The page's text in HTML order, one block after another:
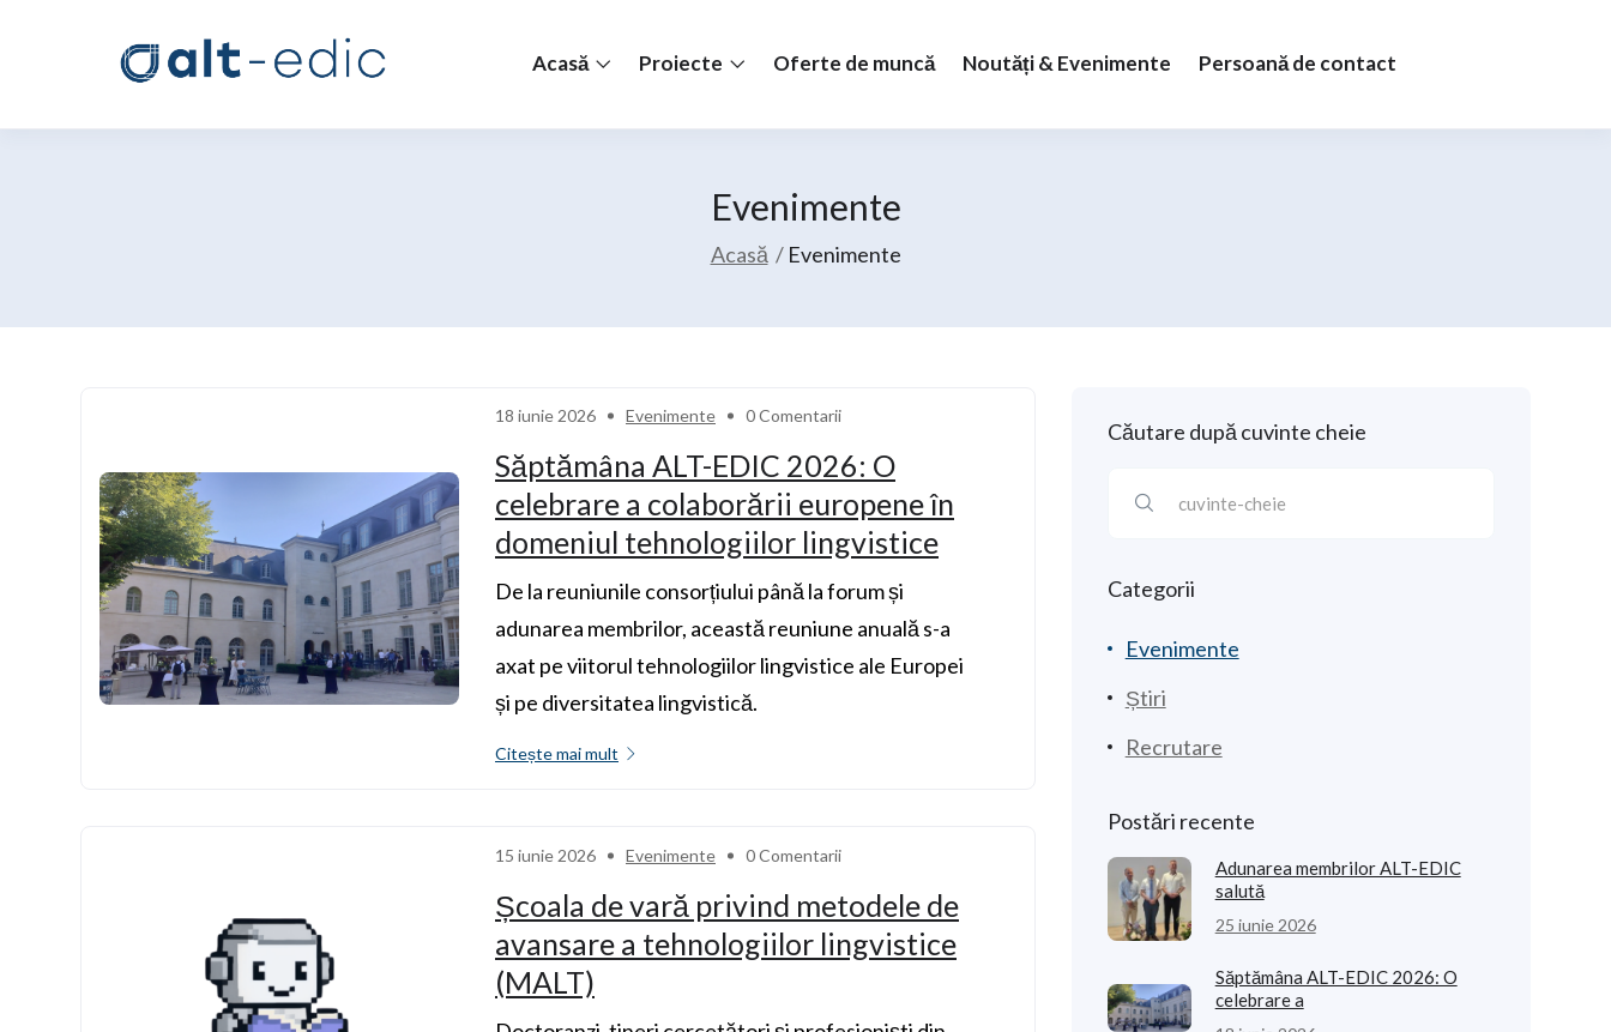
Acasă Proiecte Oferte de muncă Noutăți & Evenimente Persoană de contact
Evenimente
Acasă Evenimente
18 iunie 2026 Evenimente 0 Comentarii
Săptămâna ALT-EDIC 2026: O
celebrare a colaborării europene în
domeniul tehnologiilor lingvistice
De la reuniunile consorțiului până la forum și
adunarea membrilor, această reuniune anuală s-a
axat pe viitorul tehnologiilor lingvistice ale Europei
și pe diversitatea lingvistică.
Citește mai mult
15 iunie 2026 Evenimente 0 Comentarii
Școala de vară privind metodele de
avansare a tehnologiilor lingvistice
(MALT)
Căutare după cuvinte cheie
Categorii
Evenimente
Știri
Recrutare
Postări recente
Adunarea membrilor ALT-EDIC
salută
25 iunie 2026
Săptămâna ALT-EDIC 2026: O
celebrare a